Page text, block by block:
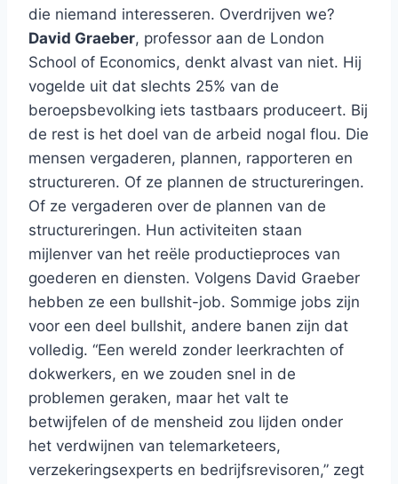
die niemand interesseren. Overdrijven we?
David Graeber, professor aan de London
School of Economics, denkt alvast van niet. Hij
vogelde uit dat slechts 25% van de
beroepsbevolking iets tastbaars produceert. Bij
de rest is het doel van de arbeid nogal flou. Die
mensen vergaderen, plannen, rapporteren en
structureren. Of ze plannen de structureringen.
Of ze vergaderen over de plannen van de
structureringen. Hun activiteiten staan
mijlenver van het reële productieproces van
goederen en diensten. Volgens David Graeber
hebben ze een bullshit-job. Sommige jobs zijn
voor een deel bullshit, andere banen zijn dat
volledig. “Een wereld zonder leerkrachten of
dokwerkers, en we zouden snel in de
problemen geraken, maar het valt te
betwijfelen of de mensheid zou lijden onder
het verdwijnen van telemarketeers,
verzekeringsexperts en bedrijfsrevisoren,” zegt